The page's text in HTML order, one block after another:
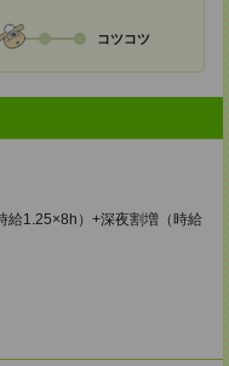
コツコツ
給1.25×8h）+深夜割増（時給